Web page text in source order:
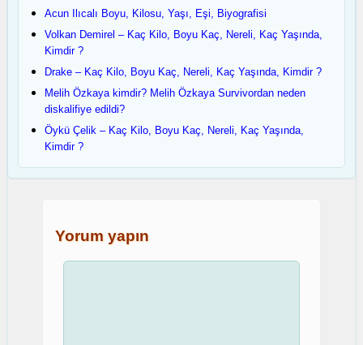
Acun Ilıcalı Boyu, Kilosu, Yaşı, Eşi, Biyografisi
Volkan Demirel – Kaç Kilo, Boyu Kaç, Nereli, Kaç Yaşında,
Kimdir ?
Drake – Kaç Kilo, Boyu Kaç, Nereli, Kaç Yaşında, Kimdir ?
Melih Özkaya kimdir? Melih Özkaya Survivordan neden
diskalifiye edildi?
Öykü Çelik – Kaç Kilo, Boyu Kaç, Nereli, Kaç Yaşında,
Kimdir ?
Yorum yapın
Yorum